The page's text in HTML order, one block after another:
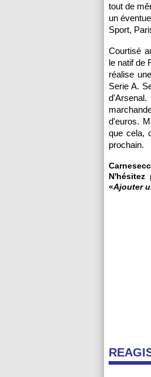
tout de
un
Sport,
Courtisé
le natif de
réalise
Serie A.
d'euros.
que cela,
prochain.
«Ajouter